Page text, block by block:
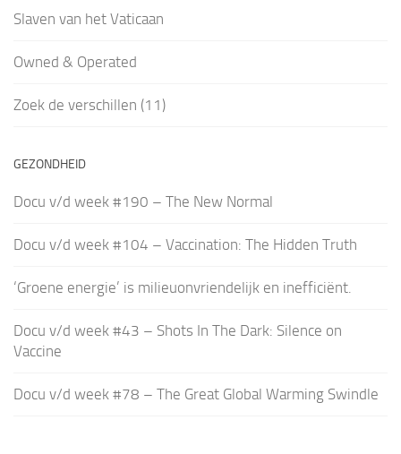
Slaven van het Vaticaan
Owned & Operated
Zoek de verschillen (11)
GEZONDHEID
Docu v/d week #190 – The New Normal
Docu v/d week #104 – Vaccination: The Hidden Truth
‘Groene energie’ is milieuonvriendelijk en inefficiënt.
Docu v/d week #43 – Shots In The Dark: Silence on
Vaccine
Docu v/d week #78 – The Great Global Warming Swindle